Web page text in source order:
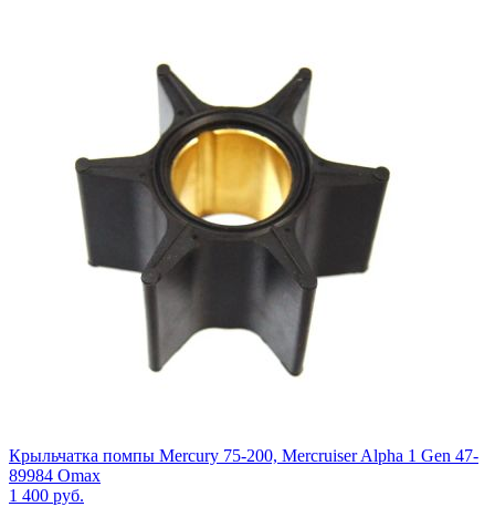
Крыльчатка помпы Mercury 75-200, Mercruiser Alpha 1 Gen 47-
89984 Omax
1 400 руб.